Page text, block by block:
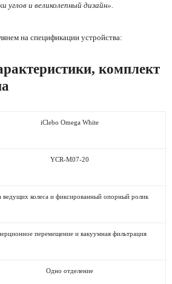
углов и великолепный дизайн».
на спецификации устройства:
комплект
iClebo Omega White
YCR-M07-20
ведущих колеса и фиксированный опорный ролик
перемещение и вакуумная фильтрация
Одно отделение